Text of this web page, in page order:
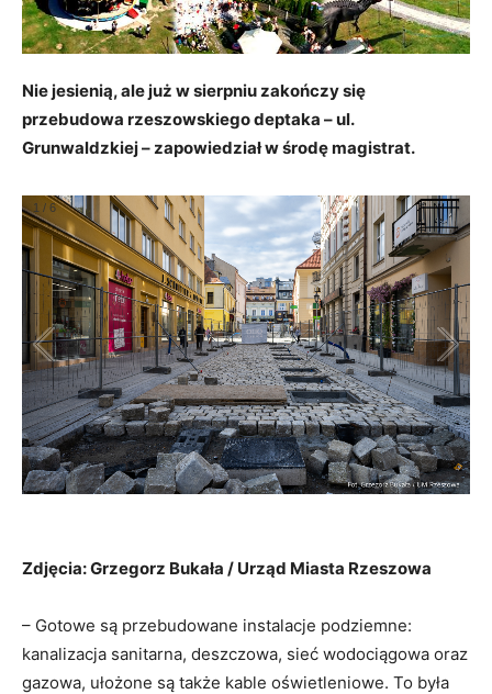
Nie jesienią, ale już w sierpniu zakończy się
przebudowa rzeszowskiego deptaka – ul.
Grunwaldzkiej – zapowiedział w środę magistrat.
1 / 6
Zdjęcia: Grzegorz Bukała / Urząd Miasta Rzeszowa
– Gotowe są przebudowane instalacje podziemne:
kanalizacja sanitarna, deszczowa, sieć wodociągowa oraz
gazowa, ułożone są także kable oświetleniowe. To była